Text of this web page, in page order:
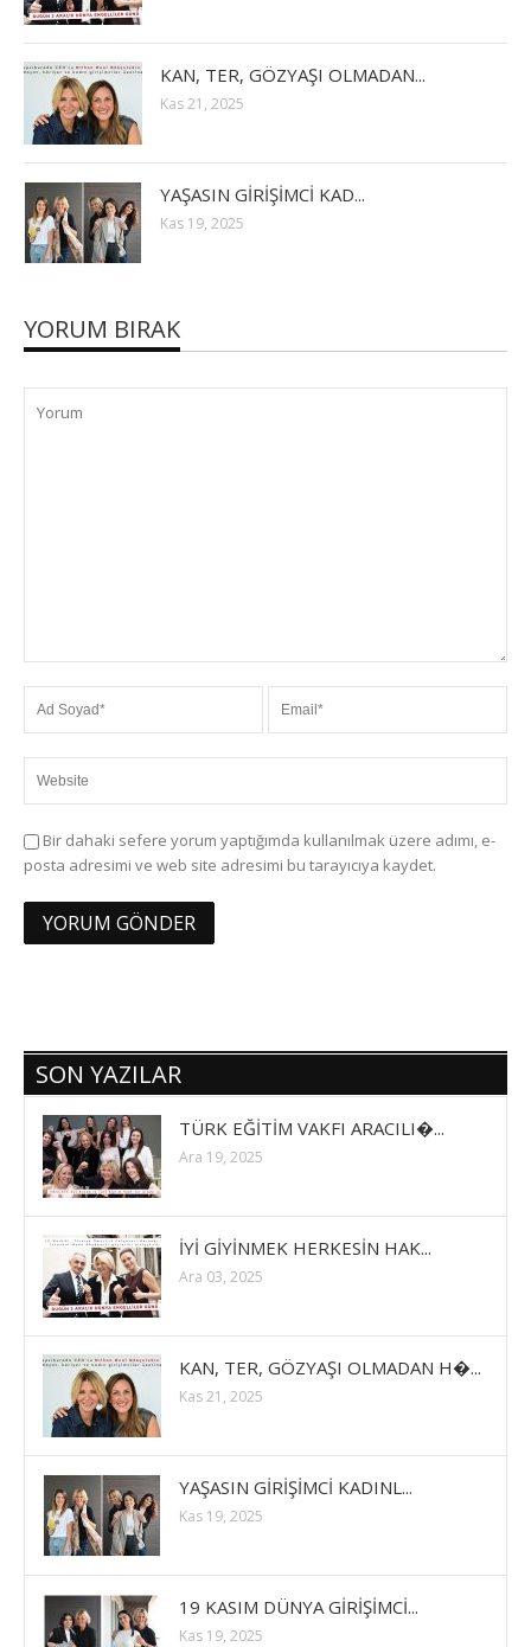
KAN, TER, GÖZYAŞI OLMADAN...
Kas 21, 2025
YAŞASIN GİRİŞİMCİ KAD...
Kas 19, 2025
YORUM BIRAK
Bir dahaki sefere yorum yaptığımda kullanılmak üzere adımı, e-
posta adresimi ve web site adresimi bu tarayıcıya kaydet.
SON YAZILAR
TÜRK EĞİTİM VAKFI ARACILI�...
Ara 19, 2025
İYİ GİYİNMEK HERKESİN HAK...
Ara 03, 2025
KAN, TER, GÖZYAŞI OLMADAN H�...
Kas 21, 2025
YAŞASIN GİRİŞİMCİ KADINL...
Kas 19, 2025
19 KASIM DÜNYA GİRİŞİMCİ...
Kas 19, 2025